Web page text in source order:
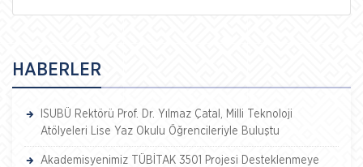
HABERLER
ISUBÜ Rektörü Prof. Dr. Yılmaz Çatal, Milli Teknoloji
Atölyeleri Lise Yaz Okulu Öğrencileriyle Buluştu
Akademisyenimiz TÜBİTAK 3501 Projesi Desteklenmeye